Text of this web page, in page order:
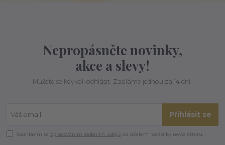
Nepropásněte novinky,
akce a slevy!
Můžete se kdykoli odhlásit. Zasíláme jednou za 14 dní.
Přihlásit se
Souhlasím se zpracováním osobních údajů za účelem rozesílky newsletteru.